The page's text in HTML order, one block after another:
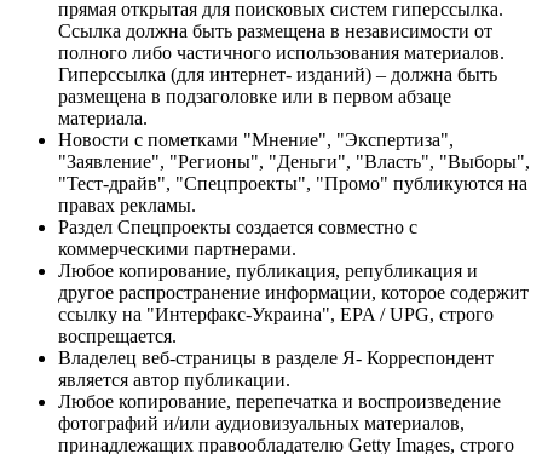
прямая открытая для поисковых систем гиперссылка.
Ссылка должна быть размещена в независимости от
полного либо частичного использования материалов.
Гиперссылка (для интернет- изданий) – должна быть
размещена в подзаголовке или в первом абзаце
материала.
Новости с пометками "Мнение", "Экспертиза",
"Заявление", "Регионы", "Деньги", "Власть", "Выборы",
"Тест-драйв", "Спецпроекты", "Промо" публикуются на
правах рекламы.
Раздел Спецпроекты создается совместно с
коммерческими партнерами.
Любое копирование, публикация, републикация и
другое распространение информации, которое содержит
ссылку на "Интерфакс-Украина", EPA / UPG, строго
воспрещается.
Владелец веб-страницы в разделе Я- Корреспондент
является автор публикации.
Любое копирование, перепечатка и воспроизведение
фотографий и/или аудиовизуальных материалов,
принадлежащих правообладателю Getty Images, строго